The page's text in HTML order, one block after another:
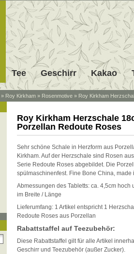
Tee Geschirr Kakao
» Roy Kirkham » Rosenmotive » Roy Kirkham
Roy Kirkham Herzschale
Porzellan Redoute Roses
Sehr schöne Schale in Herzform aus
Kirkham. Auf der Herzschale sind Rosen
Serie Redoute Roses abgebildet. Die
spülmaschinenfest. Fine Bone China, made
Abmessungen des Tabletts: ca. 4,5cm hoch
im Breite / Länge
Lieferumfang: 1 Artikel entspricht 1
Redoute Roses aus Porzellan
Rabattstaffel auf Teezubehör:
Diese Rabattstaffel gilt für alle Artikel
Geschirr und Teezubehör (außer Zucker).